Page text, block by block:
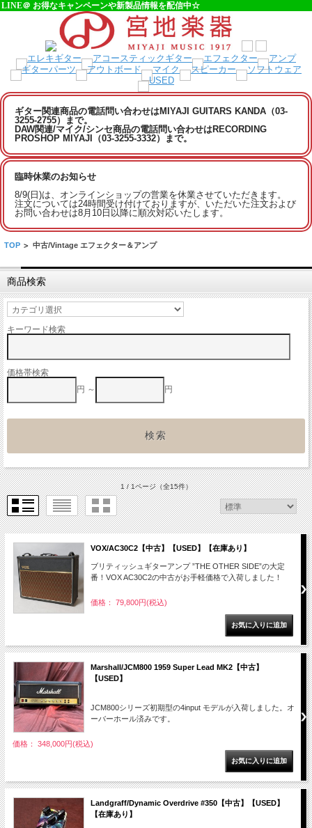
LINE＠ お得なキャンペーンや新製品情報を配信中☆
ギター関連商品の電話問い合わせはMIYAJI GUITARS KANDA（03-
3255-2755）まで。
DAW関連/マイク/シンセ商品の電話問い合わせはRECORDING
PROSHOP MIYAJI（03-3255-3332）まで。
臨時休業のお知らせ
8/9(日)は、オンラインショップの営業を休業させていただきます。
注文については24時間受け付けておりますが、いただいた注文および
お問い合わせは8月10日以降に順次対応いたします。
TOP > 中古/Vintage エフェクター＆アンプ
商品検索
キーワード検索
価格帯検索
円 ～
円
1 / 1ページ（全15件）
VOX/AC30C2【中古】【USED】【在庫あり】
ブリティッシュギターアンプ ”THE OTHER SIDE”の大定
番！VOX AC30C2の中古がお手軽価格で入荷しました！
価格： 79,800円(税込)
Marshall/JCM800 1959 Super Lead MK2【中古】
【USED】
JCM800シリーズ初期型の4input モデルが入荷しました。オ
ーバーホール済みです。
価格： 348,000円(税込)
Landgraff/Dynamic Overdrive #350【中古】【USED】
【在庫あり】